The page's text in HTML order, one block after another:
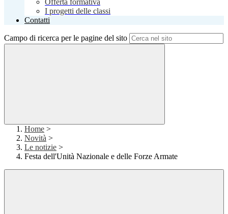
Offerta formativa
I progetti delle classi
Contatti
Campo di ricerca per le pagine del sito
Home >
Novità >
Le notizie >
Festa dell'Unità Nazionale e delle Forze Armate